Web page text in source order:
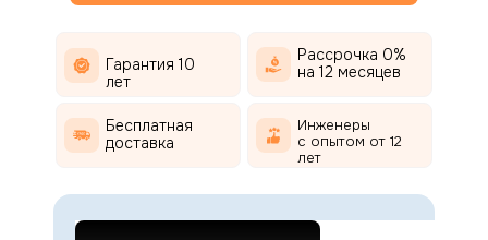
Гарантия 10
лет
Инженеры
с опытом от 12
лет
Бесплатная
доставка
Рассрочка 0%
на 12 месяцев